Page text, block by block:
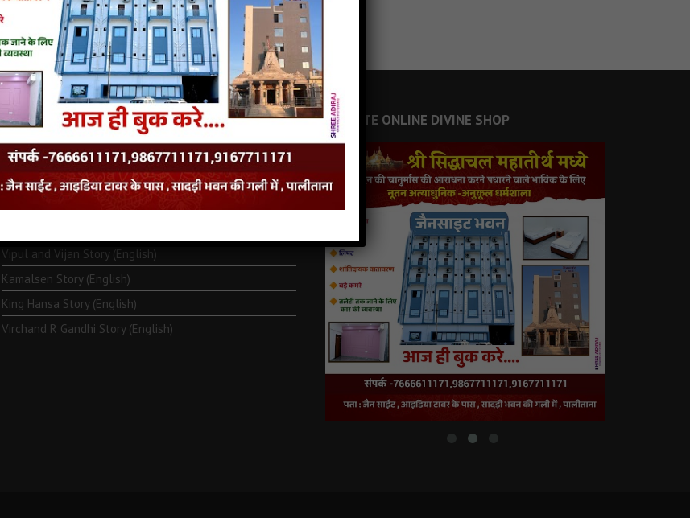
LATEST JAINISM
The Jain Monk and his Saka saviours (English)
Monk Metarya (English)
Vipul and Vijan Story (English)
Kamalsen Story (English)
King Hansa Story (English)
Virchand R Gandhi Story (English)
JAINSITE ONLINE DIVINE SHOP